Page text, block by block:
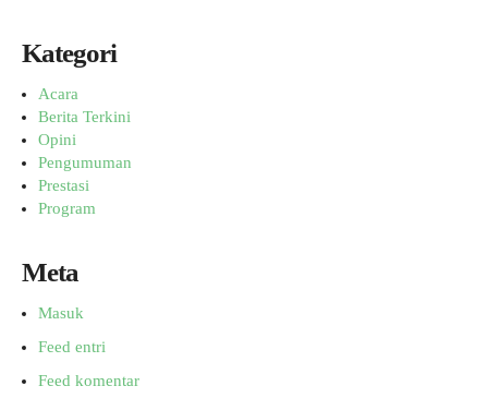
Kategori
Acara
Berita Terkini
Opini
Pengumuman
Prestasi
Program
Meta
Masuk
Feed entri
Feed komentar